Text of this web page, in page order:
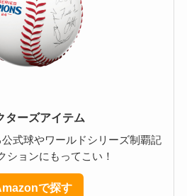
ターズアイテム
式球やワールドシリーズ制覇記
ションにもってこい！
で探す